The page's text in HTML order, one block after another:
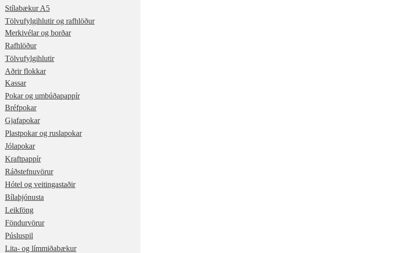
Stílabækur A5
Tölvufylgihlutir og rafhlöður
Merkivélar og borðar
Rafhlöður
Tölvufylgihlutir
Aðrir flokkar
Kassar
Pokar og umbúðapappír
Bréfpokar
Gjafapokar
Plastpokar og ruslapokar
Jólapokar
Kraftpappír
Ráðstefnuvörur
Hótel og veitingastaðir
Bílaþjónusta
Leikföng
Föndurvörur
Púsluspil
Lita- og límmiðabækur